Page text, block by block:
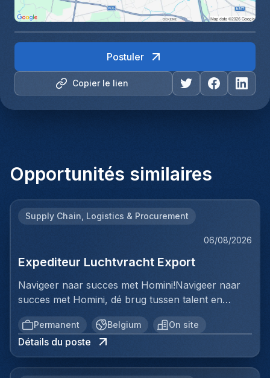
Copier le lien
Postuler
Opportunités similaires
Supply Chain, Logistics & Procurement
06/08/2026
Expediteur Luchtvracht Export
Navigeer naar succes met Homini!Navigeer naar
succes met Homini, dé brug tussen talent en
uitmuntende opportuniteiten binnen de
arbeidsmarkt. Als voorloper in wervingsdiensten,
matchen we toptalent met topbedrijven in diverse
sectoren. Met onze expertise en toewijding streven
Permanent Belgium On site
Détails du poste